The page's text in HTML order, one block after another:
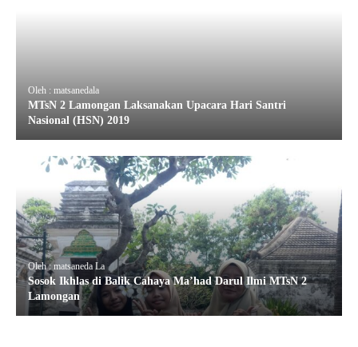
Oleh : matsanedala
MTsN 2 Lamongan Laksanakan Upacara Hari Santri
Nasional (HSN) 2019
Oleh : matsaneda La
Sosok Ikhlas di Balik Cahaya Ma’had Darul Ilmi MTsN 2
Lamongan